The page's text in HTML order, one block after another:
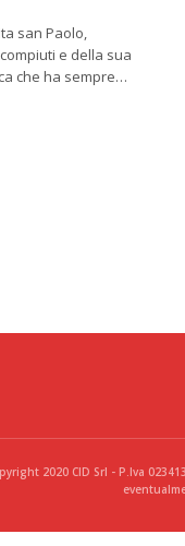
san Paolo,
e della sua
che ha sempre…
2020 CID Srl - P.Iva